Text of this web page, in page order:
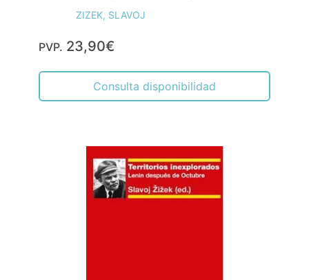
ZIZEK, SLAVOJ
PVP. 23,90€
Consulta disponibilidad